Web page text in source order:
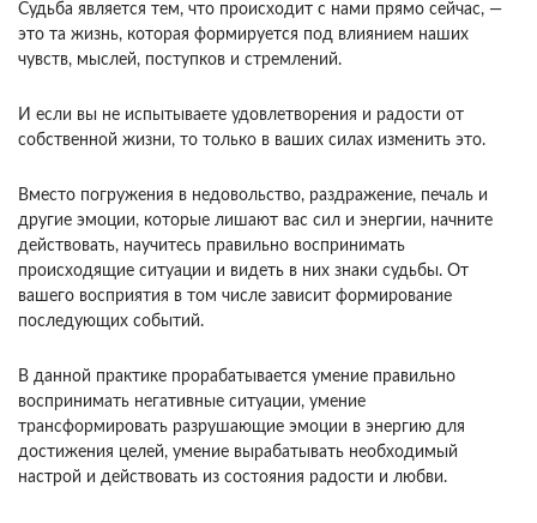
Судьба является тем, что происходит с нами прямо сейчас, —
это та жизнь, которая формируется под влиянием наших
чувств, мыслей, поступков и стремлений.
И если вы не испытываете удовлетворения и радости от
собственной жизни, то только в ваших силах изменить это.
Вместо погружения в недовольство, раздражение, печаль и
другие эмоции, которые лишают вас сил и энергии, начните
действовать, научитесь правильно воспринимать
происходящие ситуации и видеть в них знаки судьбы. От
вашего восприятия в том числе зависит формирование
последующих событий.
В данной практике прорабатывается умение правильно
воспринимать негативные ситуации, умение
трансформировать разрушающие эмоции в энергию для
достижения целей, умение вырабатывать необходимый
настрой и действовать из состояния радости и любви.